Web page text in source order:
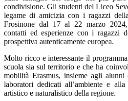
condivisione. Gli studenti del Liceo
legame di amicizia con i ragazzi
Frosinone dal 17 al 22 marzo
contatti ed esperienze con i ragazzi
prospettiva autenticamente europea.
Molto ricco e interessante il
scuola sia sul territorio e che ha
mobilità Erasmus, insieme agli
laboratori dedicati all’ambiente e
artistico e naturalistico della regione.